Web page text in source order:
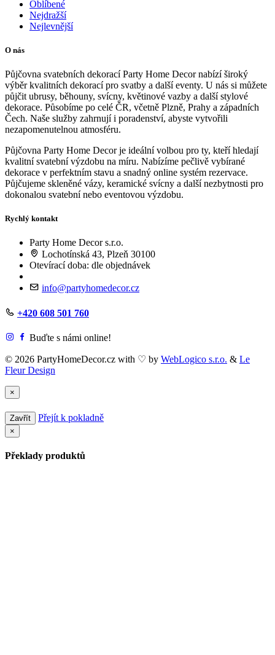
Oblíbené
Nejdražší
Nejlevnější
O nás
Půjčovna svatebních dekorací Party Home Decor nabízí široký
výběr kvalitních dekorací pro svatby a další eventy. U nás si můžete
půjčit ubrusy, běhouny, svícny, květinové vazby a další stylové
dekorace. Působíme po celé ČR, včetně Plzně, Prahy a západních
Čech. Naše služby zahrnují i poradenství, abyste vytvořili
nezapomenutelnou atmosféru.
Půjčovna Party Home Decor je ideální volbou pro ty, kteří hledají
kvalitní svatební výzdobu na míru. Nabízíme pečlivě vybírané
dekorace v perfektním stavu a snadný online systém rezervace.
Půjčujeme skleněné vázy, keramické svícny a další nezbytnosti pro
dokonalou svatební nebo eventovou výzdobu.
Rychlý kontakt
Party Home Decor s.r.o.
Lochotínská 43, Plzeň 30100
Otevírací doba: dle objednávek
info@partyhomedecor.cz
+420 608 501 760
Buďte s námi online!
© 2026 PartyHomeDecor.cz with ♡ by WebLogico s.r.o. & Le
Fleur Design
×
Zavřít Přejít k pokladně
×
Překlady produktů